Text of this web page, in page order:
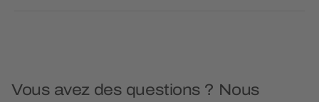
Vous avez des questions ? Nous